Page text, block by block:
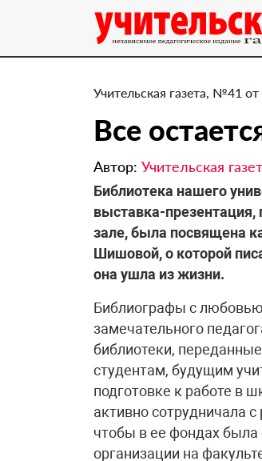
Учительская газета, №41
Все
Автор: Учительская
Библиотека нашего
выставка-
зале, была посвящена
Шишовой, о которой
она ушла из жизни.
Библиографы с
замечательного
библиотеки,
студентам, будущим
подготовке к работе в
активно сотрудничала
чтобы в ее фондах была
организации на